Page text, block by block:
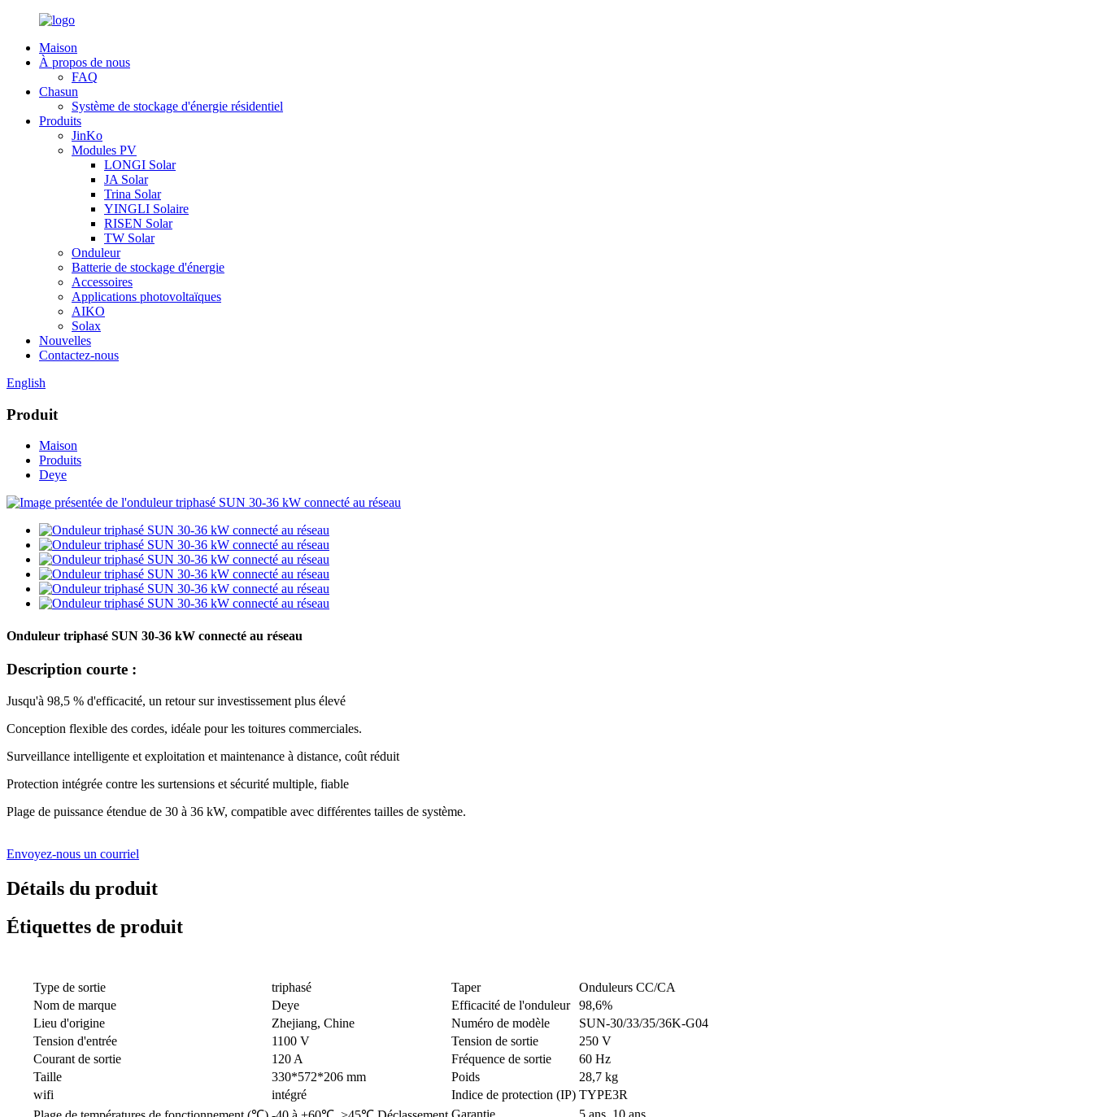
Maison
À propos de nous
FAQ
Chasun
Système de stockage d'énergie résidentiel
Produits
JinKo
Modules PV
LONGI Solar
JA Solar
Trina Solar
YINGLI Solaire
RISEN Solar
TW Solar
Onduleur
Batterie de stockage d'énergie
Accessoires
Applications photovoltaïques
AIKO
Solax
Nouvelles
Contactez-nous
English
Produit
Maison
Produits
Deye
Onduleur triphasé SUN 30-36 kW connecté au réseau
Description courte :
Jusqu'à 98,5 % d'efficacité, un retour sur investissement plus élevé
Conception flexible des cordes, idéale pour les toitures commerciales.
Surveillance intelligente et exploitation et maintenance à distance, coût réduit
Protection intégrée contre les surtensions et sécurité multiple, fiable
Plage de puissance étendue de 30 à 36 kW, compatible avec différentes tailles de système.
Envoyez-nous un courriel
Détails du produit
Étiquettes de produit
Type de sortie triphasé Taper
Onduleurs CC/CA
Nom de marque
Deye Efficacité de l'onduleur
98,6%
Lieu d'origine
Zhejiang, Chine Numéro de modèle
SUN-30/33/35/36K-G04
Tension d'entrée
1100 V Tension de sortie
250 V
Courant de sortie
120 A Fréquence de sortie
60 Hz
Taille
330*572*206 mm Poids
28,7 kg
wifi
intégré Indice de protection (IP) TYPE3R